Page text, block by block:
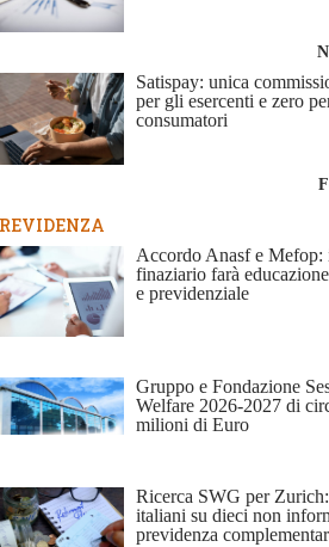
Satispay: unica
per gli esercenti e zero
consumatori
Accordo Anasf e Mefop:
finaziario farà
e previdenziale
Gruppo e Fondazione
Welfare 2026-2027 di
milioni di Euro
Ricerca SWG per
italiani su dieci non
previdenza